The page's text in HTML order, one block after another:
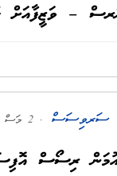
– ވަޒީފާއަށް
ސަރވިސަސް . 2 މަސް ކުރިން
ރިސޯސް